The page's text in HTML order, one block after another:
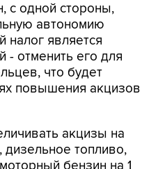
с одной стороны,
автономию
налог является
- отменить его для
что будет
повышения акцизов
акцизы на
топливо,